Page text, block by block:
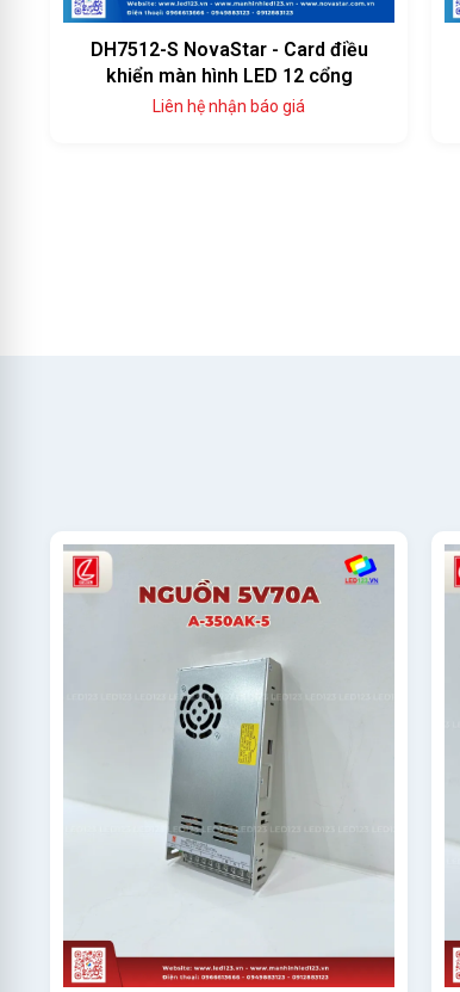
DH7512-S NovaStar - Card điều
khiển màn hình LED 12 cổng
Liên hệ nhận báo giá